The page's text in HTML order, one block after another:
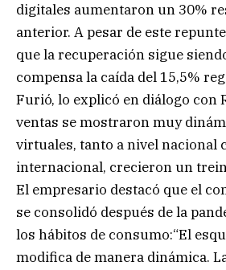
digitales aumentaron un 30%
anterior. A pesar de este
que la recuperación sigue
compensa la caída del 15,5%
Furió, lo explicó en diálogo con
ventas se mostraron muy
virtuales, tanto a nivel nacional
internacional, crecieron un
El empresario destacó que el
se consolidó después de la
los hábitos de consumo:“El
modifica de manera dinámica.